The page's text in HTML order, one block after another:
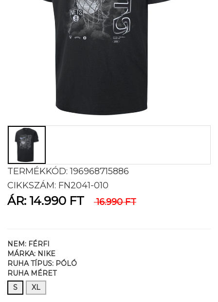
TERMÉKKÓD:196968715886
CIKKSZÁM: FN2041-010
ÁR: 14.990 FT 16.990 FT
NEM: FÉRFI
MÁRKA: NIKE
RUHA TÍPUS: PÓLÓ
RUHA MÉRET
S
XL